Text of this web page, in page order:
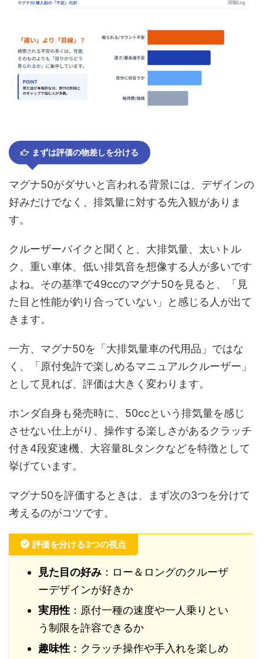
まずは評価の物差しを分ける
マグナ50がダサいと言われる背景には、デザインの
好みだけでなく、排気量に対する先入観がありま
す。
クルーザーバイクと聞くと、大排気量、太いトル
ク、重い車体、低い排気音を想像する人が多いです
よね。その基準で49ccのマグナ50を見ると、「見
た目と性能が釣り合っていない」と感じる人が出て
きます。
一方、マグナ50を「大排気量車の代用品」ではな
く、「原付免許で楽しめるマニュアルクルーザー」
として見れば、評価は大きく変わります。
ホンダ自身も発売時に、50ccという排気量を感じ
させない仕上がり、操作する楽しさがあるクラッチ
付き4段変速機、大容量8Lタンクなどを特徴として
挙げています。
マグナ50を評価するときは、まず次の3つを分けて
考えるのがコツです。
評価を分ける3つの視点
見た目の好み ：ロー＆ロングのクルーザ
ーデザインが好きか
実用性 ：原付一種の速度や一人乗りとい
う制限を許容できるか
趣味性 ：クラッチ操作や手入れを楽しめ